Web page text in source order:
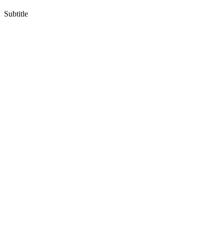
Subtitle